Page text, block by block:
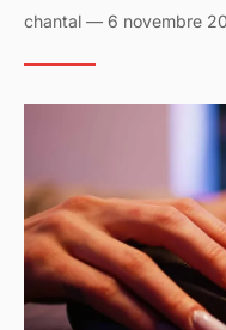
chantal — 6 novembre